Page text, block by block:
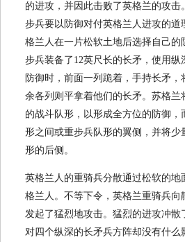
的进攻，并因此击败了英格兰的攻击
步兵要以防御对付英格兰人进攻的道
格兰人在一片松软土地后选择自己的
步兵装备了12英尺长的长矛，使用
防御时，前面一列跪着，手持长矛
余各列则平拿着他们的长矛。苏格兰
的战斗队形，以形成全方位的防御，
形之间或重步兵队形的翼侧，并将少
形的后侧。
英格兰人的重骑兵分散通过松软的地
格兰人。不等下令，英格兰重骑兵向
发起了猛烈地攻击。猛烈的进攻冲散
对四个纵深的长矛兵方阵却没有什么